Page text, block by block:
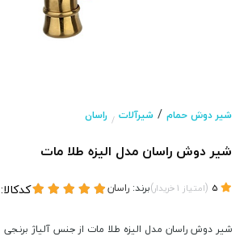
شیر دوش حمام / شیرآلات / راسان
شیر دوش راسان مدل الیزه طلا مات
(امتیاز 1خریدار)برند: راسان کدکالا:
شیر دوش راسان مدل الیزه طلا مات از جنس آلیاژ برنجی